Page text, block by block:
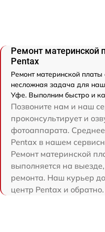
Ремонт материнской
Pentax
Ремонт материнской
несложная задача для
Уфе. Выполним быстро и
Позвоните нам и наш
проконсультирует и
фотоаппарата.
Pentax в нашем
Ремонт материнской
выполняется на
ремонта. Наш курьер
центр Pentax и обратно.